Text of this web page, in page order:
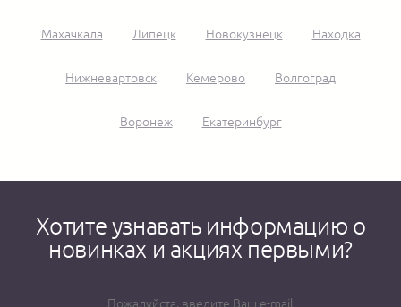
Махачкала Липецк Новокузнецк Находка
Нижневартовск Кемерово Волгоград
Воронеж Екатеринбург
Хотите узнавать информацию о
новинках и акциях первыми?